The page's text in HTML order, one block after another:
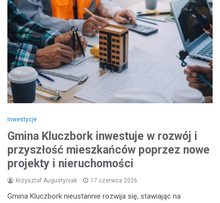
Inwestycje
Gmina Kluczbork inwestuje w rozwój i
przyszłość mieszkańców poprzez nowe
projekty i nieruchomości
Krzysztof Augustyniak 17 czerwca 2026
Gmina Kluczbork nieustannie rozwija się, stawiając na